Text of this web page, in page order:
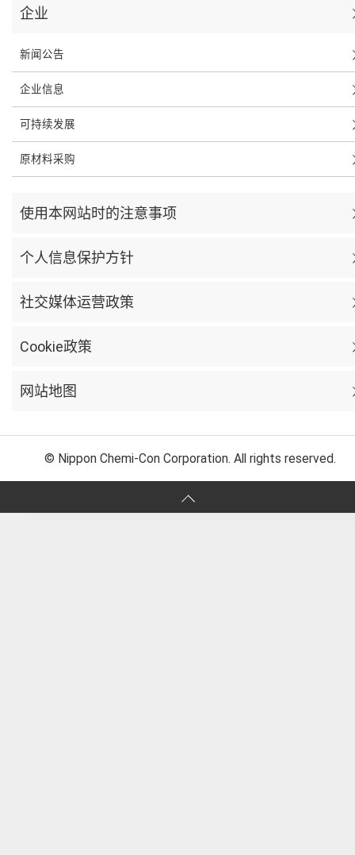
企业
新闻公告
企业信息
可持续发展
原材料采购
使用本网站时的注意事项
个人信息保护方针
社交媒体运营政策
Cookie政策
网站地图
© Nippon Chemi-Con Corporation. All rights reserved.